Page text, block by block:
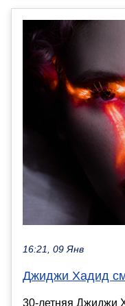
16:21, 09 Янв
Джиджи Хадид
30-летняя Джиджи